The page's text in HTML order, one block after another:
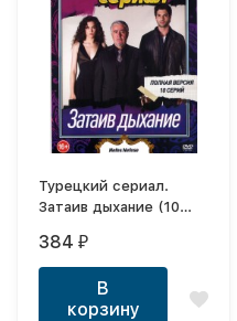
Турецкий сериал.
Затаив дыхание (10
384 ₽
В
корзину